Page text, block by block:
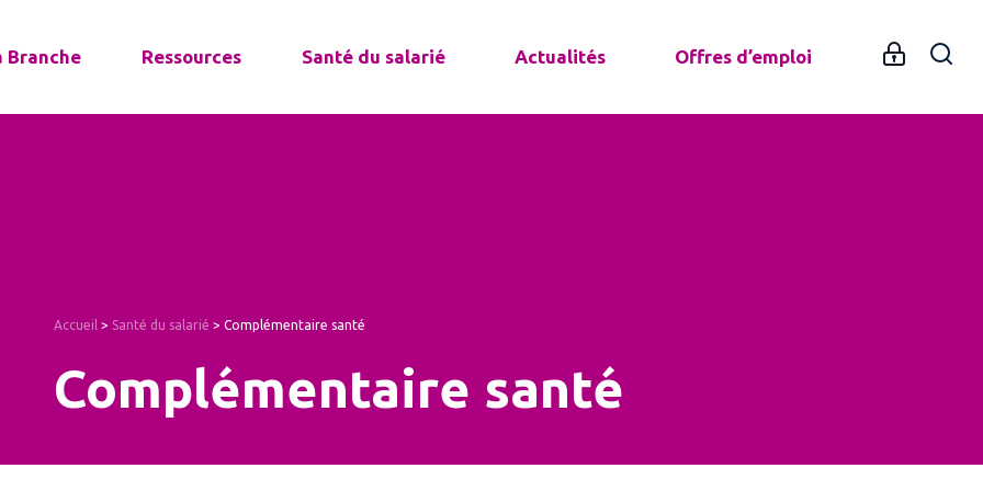
Branche Ressources Santé du salarié Actualités Offres d’emploi
Accueil > Santé du salarié > Complémentaire santé
Complémentaire santé